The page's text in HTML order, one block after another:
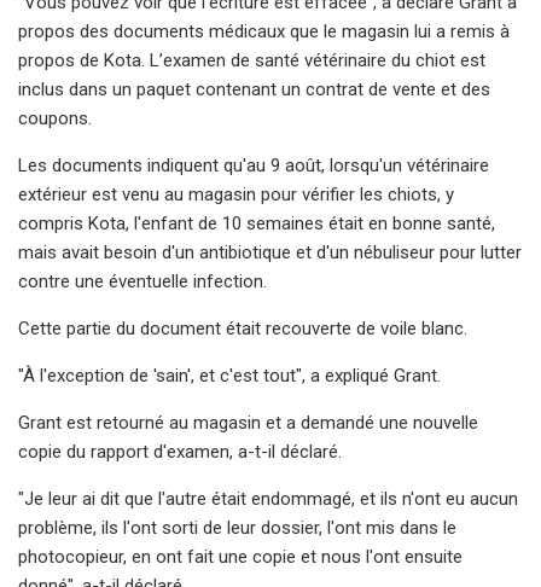
propos des documents médicaux que le magasin lui a remis à
propos de Kota. L’examen de santé vétérinaire du chiot est
inclus dans un paquet contenant un contrat de vente et des
coupons.
Les documents indiquent qu'au 9 août, lorsqu'un vétérinaire
extérieur est venu au magasin pour vérifier les chiots, y
compris Kota, l'enfant de 10 semaines était en bonne santé,
mais avait besoin d'un antibiotique et d'un nébuliseur pour lutter
contre une éventuelle infection.
Cette partie du document était recouverte de voile blanc.
"À l'exception de 'sain', et c'est tout", a expliqué Grant.
Grant est retourné au magasin et a demandé une nouvelle
copie du rapport d'examen, a-t-il déclaré.
"Je leur ai dit que l'autre était endommagé, et ils n'ont eu aucun
problème, ils l'ont sorti de leur dossier, l'ont mis dans le
photocopieur, en ont fait une copie et nous l'ont ensuite